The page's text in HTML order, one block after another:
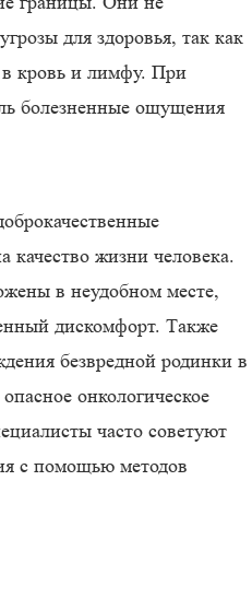
для здоровья, так как
кровь и лимфу. При
болезненные ощущения
качество жизни человека.
в неудобном месте,
дискомфорт. Также
безвредной родинки в
онкологическое
часто советуют
с помощью методов